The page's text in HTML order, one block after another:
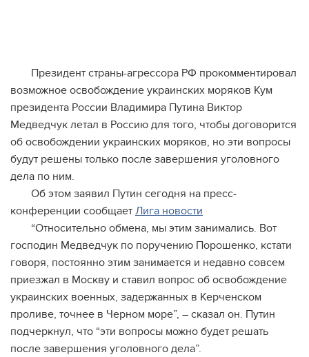
Президент страны-агрессора РФ прокомментировал
возможное освобождение украинских моряков Кум
президента России Владимира Путина Виктор
Медведчук летал в Россию для того, чтобы договорится
об освобождении украинских моряков, но эти вопросы
будут решены только после завершения уголовного
дела по ним.
Об этом заявил Путин сегодня на пресс-
конференции сообщает Лига новости
“Относительно обмена, мы этим занимались. Вот
господин Медведчук по поручению Порошенко, кстати
говоря, постоянно этим занимается и недавно совсем
приезжал в Москву и ставил вопрос об освобождение
украинских военных, задержанных в Керченском
проливе, точнее в Черном море”, – сказал он. Путин
подчеркнул, что “эти вопросы можно будет решать
после завершения уголовного дела”.